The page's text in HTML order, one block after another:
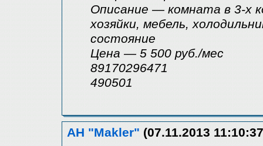
Описание — комната в 3-х
хозяйки, мебель,
состояние
Цена — 5 500 руб./мес
89170296471
490501
АН "Makler" (07.11.2013